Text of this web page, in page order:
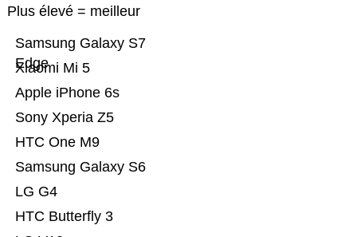
Plus élevé = meilleur
HTC Butterfly 3
LG G4
Samsung Galaxy S6
HTC One M9
Sony Xperia Z5
Apple iPhone 6s
Xiaomi Mi 5
Samsung Galaxy S7
Edge